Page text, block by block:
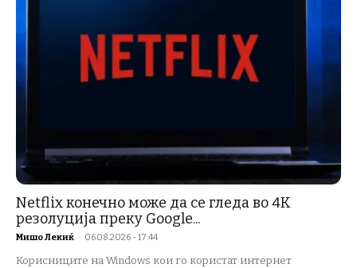
Netflix конечно може да се гледа во 4K
резолуција преку Google...
Мишо Лекиќ - 06.08.2026 - 17:44
Корисниците на Windows кои го користат интернет